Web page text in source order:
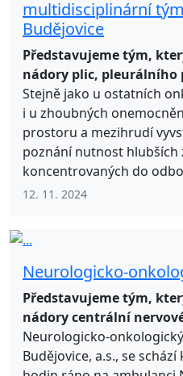
multidisciplinární
Budějovice
Představujeme tým,
nádory plic,
Stejně jako u ostatních
i u zhoubných
prostoru a mezihrudí
poznání nutnost
koncentrovaných do
12. 11. 2024
Neurologicko-
Představujeme tým,
nádory centrální
Neurologicko-
Budějovice, a.s., se